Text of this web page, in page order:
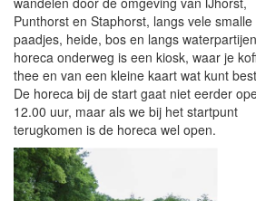
Punthorst en Staphorst, langs vele smalle
paadjes, heide, bos en langs
horeca onderweg is een kiosk, waar je
thee en van een kleine kaart wat kunt
De horeca bij de start gaat niet eerder
12.00 uur, maar als we bij het startpunt
terugkomen is de horeca wel open.